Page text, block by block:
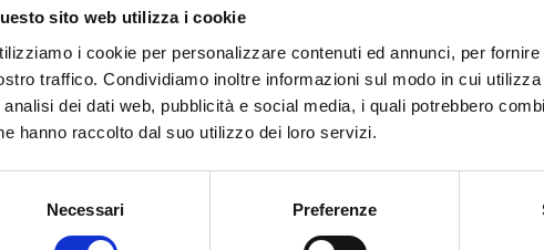
sito web utilizza i cookie
i cookie per personalizzare contenuti ed annunci, per
traffico. Condividiamo inoltre informazioni sul modo in cui
analisi dei dati web, pubblicità e social media, i quali potrebbero
hanno raccolto dal suo utilizzo dei loro servizi.
Necessari Preferenze
prodotti